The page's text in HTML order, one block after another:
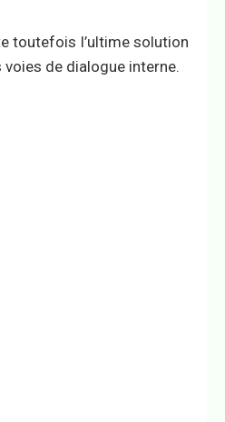
toutefois l’ultime solution
voies de dialogue interne.